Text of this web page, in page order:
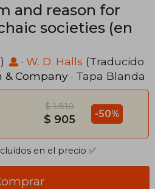
and reason for
societies (en
· W. D. Halls (Traducido
& Company · Tapa Blanda
$ 1.810
$ 905 -50%
en el precio ✅